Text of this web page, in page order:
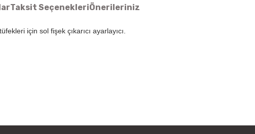
Taksit SeçenekleriÖnerileriniz
için sol fişek çıkarıcı ayarlayıcı.
bulunuyor.